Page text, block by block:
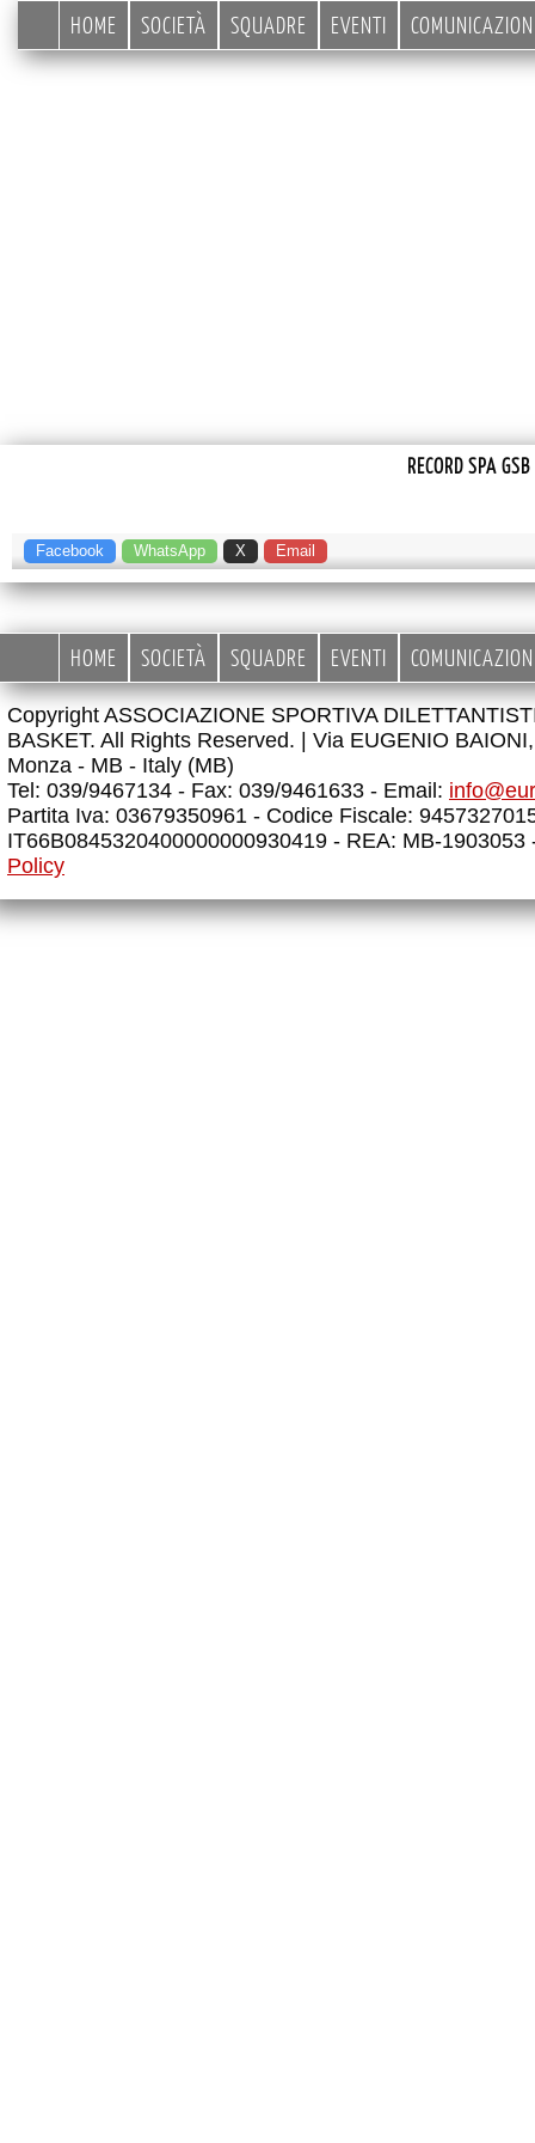
HOME SOCIETÀ SQUADRE EVENTI
RECORD SPA
Facebook WhatsApp X Email
HOME SOCIETÀ SQUADRE EVENTI
Copyright ASSOCIAZIONE SPORTIVA
BASKET. All Rights Reserved. | Via EUGENIO
Monza - MB - Italy (MB)
Tel: 039/9467134 - Fax: 039/9461633 - Email:
Partita Iva: 03679350961 - Codice Fiscale:
IT66B0845320400000000930419 - REA: MB-
Policy